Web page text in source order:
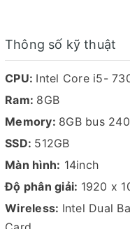
Thinkpad T470S được
T460S với một số
riêng thiết kế thì
Thông số kỹ thuật
CPU: Intel Core i5-
Ram: 8GB
Memory: 8GB bus
SSD: 512GB
Màn hình: 14inch
Độ phân giải: 1920 x
Wireless: Intel Dual